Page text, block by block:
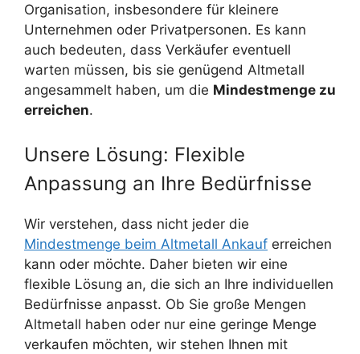
Organisation, insbesondere für kleinere
Unternehmen oder Privatpersonen. Es kann
auch bedeuten, dass Verkäufer eventuell
warten müssen, bis sie genügend Altmetall
angesammelt haben, um die Mindestmenge zu
erreichen.
Unsere Lösung: Flexible
Anpassung an Ihre Bedürfnisse
Wir verstehen, dass nicht jeder die
Mindestmenge beim Altmetall Ankauf erreichen
kann oder möchte. Daher bieten wir eine
flexible Lösung an, die sich an Ihre individuellen
Bedürfnisse anpasst. Ob Sie große Mengen
Altmetall haben oder nur eine geringe Menge
verkaufen möchten, wir stehen Ihnen mit